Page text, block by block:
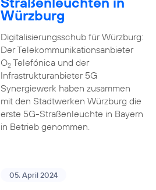
Würzburg
Digitalisierungsschub für Würzburg:
Der Telekommunikationsanbieter
O2Telefónica und der
Infrastrukturanbieter 5G
Synergiewerk haben zusammen
mit den Stadtwerken Würzburg die
erste 5G-Straßenleuchte in Bayern
in Betrieb genommen.
05. April 2024